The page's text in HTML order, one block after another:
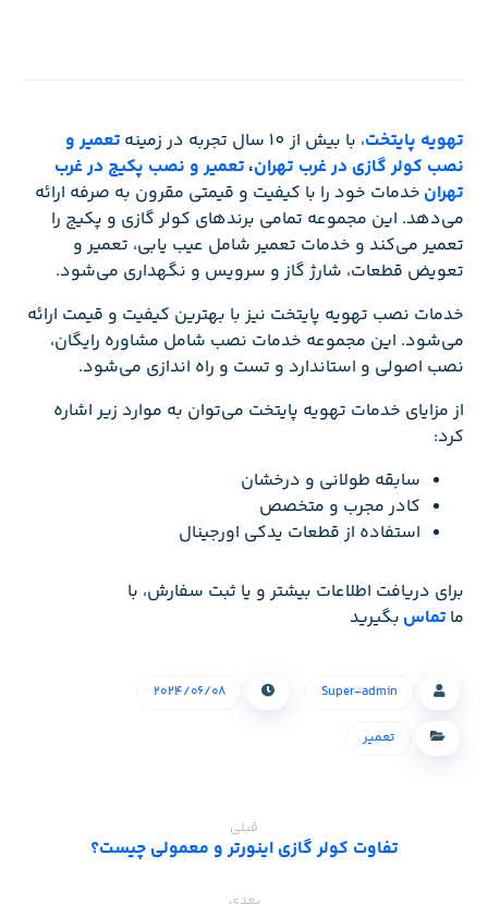
تهویه پایتخت، با بیش از 10 سال تجربه در زمینه
تعمیر و
نصب کولر گازی در غرب تهران، تعمیر و نصب پکیج در غرب
تهران خدمات خود را با کیفیت و قیمتی مقرون به صرفه ارائه
می‌دهد. این مجموعه تمامی برندهای کولر گازی و پکیج را
تعمیر می‌کند و خدمات تعمیر شامل عیب یابی، تعمیر و
تعویض قطعات، شارژ گاز و سرویس و نگهداری می‌شود.
خدمات نصب تهویه پایتخت نیز با بهترین کیفیت و قیمت ارائه
می‌شود. این مجموعه خدمات نصب شامل مشاوره رایگان،
نصب اصولی و استاندارد و تست و راه اندازی می‌شود.
از مزایای خدمات تهویه پایتخت می‌توان به موارد زیر اشاره
کرد:
سابقه طولانی و درخشان
کادر مجرب و متخصص
استفاده از قطعات یدکی اورجینال
برای دریافت اطلاعات بیشتر و یا ثبت سفارش، با
ما تماس بگیرید
Super-admin ۲۰۲۴/۰۶/۰۸
تعمیر
قبلی
تفاوت کولر گازی اینورتر و معمولی چیست؟